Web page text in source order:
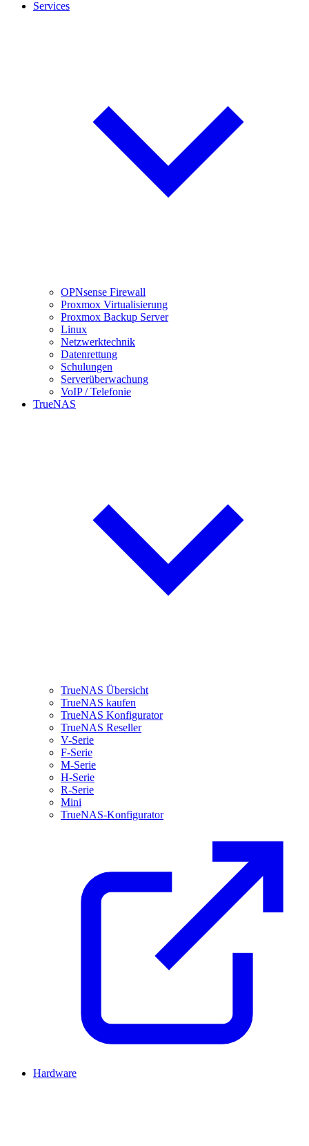
Services
OPNsense Firewall
Proxmox Virtualisierung
Proxmox Backup Server
Linux
Netzwerktechnik
Datenrettung
Schulungen
Serverüberwachung
VoIP / Telefonie
TrueNAS
TrueNAS Übersicht
TrueNAS kaufen
TrueNAS Konfigurator
TrueNAS Reseller
V-Serie
F-Serie
M-Serie
H-Serie
R-Serie
Mini
TrueNAS-Konfigurator
Hardware